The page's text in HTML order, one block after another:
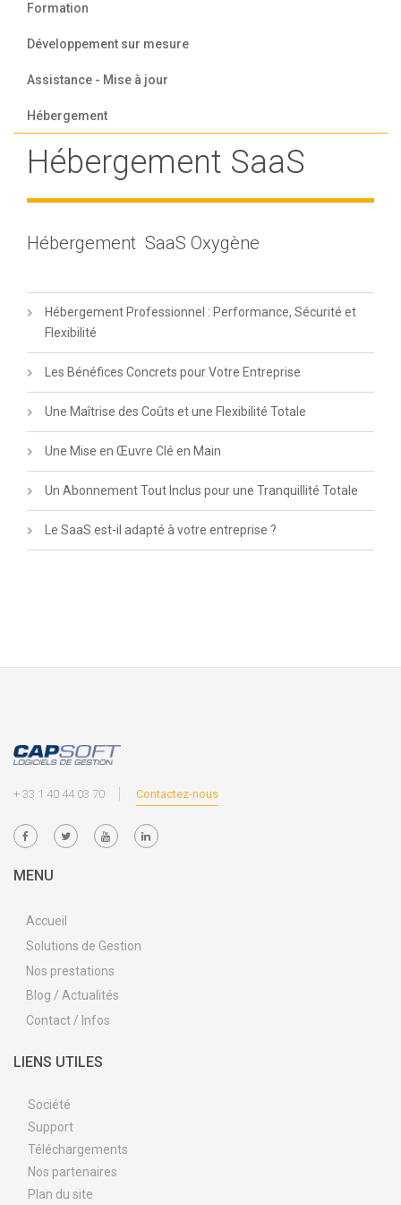
Formation
Développement sur mesure
Assistance - Mise à jour
Hébergement
Hébergement SaaS
Hébergement SaaS Oxygène
Hébergement Professionnel : Performance, Sécurité et
Flexibilité
Les Bénéfices Concrets pour Votre Entreprise
Une Maîtrise des Coûts et une Flexibilité Totale
Une Mise en Œuvre Clé en Main
Un Abonnement Tout Inclus pour une Tranquillité Totale
Le SaaS est-il adapté à votre entreprise ?
+ 33 1 40 44 03 70 Contactez-nous
MENU
Accueil
Solutions de Gestion
Nos prestations
Blog / Actualités
Contact / Infos
LIENS UTILES
Société
Support
Téléchargements
Nos partenaires
Plan du site